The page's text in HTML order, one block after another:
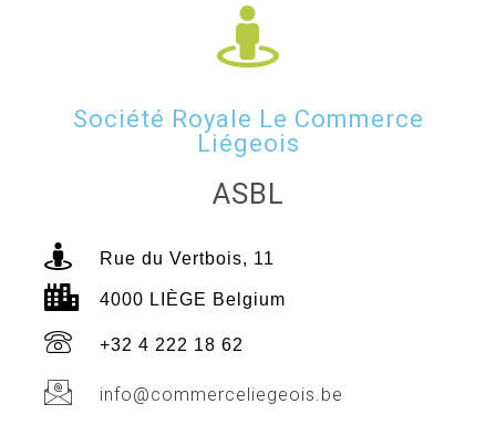
Société Royale Le Commerce
Liégeois
ASBL
Rue du Vertbois, 11
4000 LIÈGE Belgium
+32 4 222 18 62
info@commerceliegeois.be